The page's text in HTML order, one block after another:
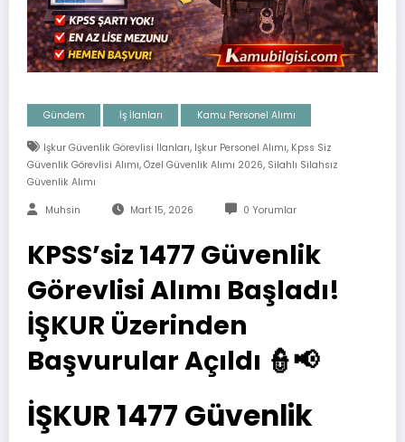
Gündem İş İlanları Kamu Personel Alımı
Işkur Güvenlik Görevlisi Ilanları, Işkur Personel Alımı, Kpss Siz
Güvenlik Görevlisi Alımı, Özel Güvenlik Alımı 2026, Silahlı Silahsız
Güvenlik Alımı
Muhsin Mart 15, 2026 0 Yorumlar
KPSS’siz 1477 Güvenlik
Görevlisi Alımı Başladı!
İŞKUR Üzerinden
Başvurular Açıldı 👮📢
İŞKUR 1477 Güvenlik